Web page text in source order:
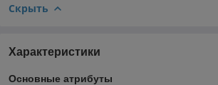
Скрыть
Характеристики
Основные атрибуты